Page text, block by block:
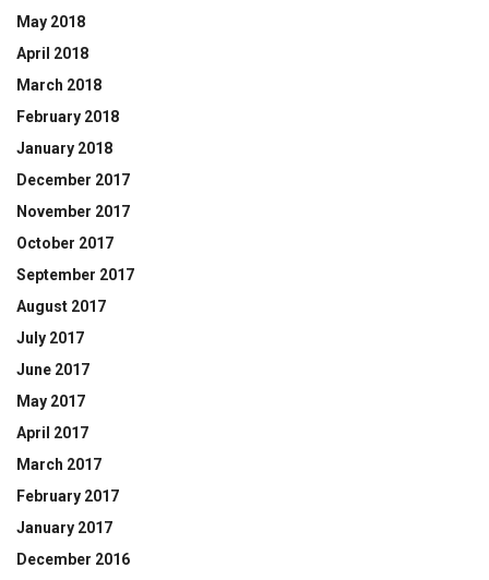
May 2018
April 2018
March 2018
February 2018
January 2018
December 2017
November 2017
October 2017
September 2017
August 2017
July 2017
June 2017
May 2017
April 2017
March 2017
February 2017
January 2017
December 2016